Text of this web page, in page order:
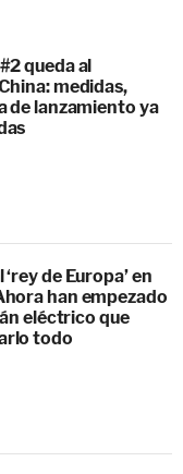
queda al
medidas,
de lanzamiento ya
de Europa’ en
han empezado
eléctrico que
todo